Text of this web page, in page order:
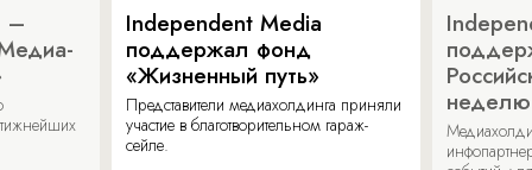
–
Independent Media
поддержал фонд
«Жизненный путь»
Представители медиахолдинга приняли
участие в благотворительном гараж-
сейле.
неделю